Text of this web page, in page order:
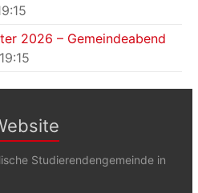
2026 – Gemeindeabend
Studierendengemeinde in